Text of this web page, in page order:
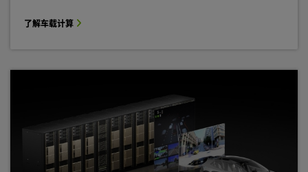
了解车载计算